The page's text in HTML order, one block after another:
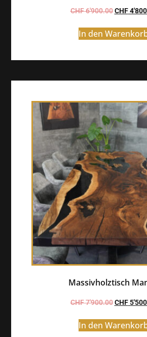
CHF6'900.00 CHF
In den
Massivholztisch
CHF7'900.00 CHF
In den